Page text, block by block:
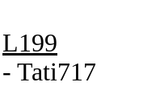
L199
- Tati717